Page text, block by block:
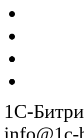
1С-